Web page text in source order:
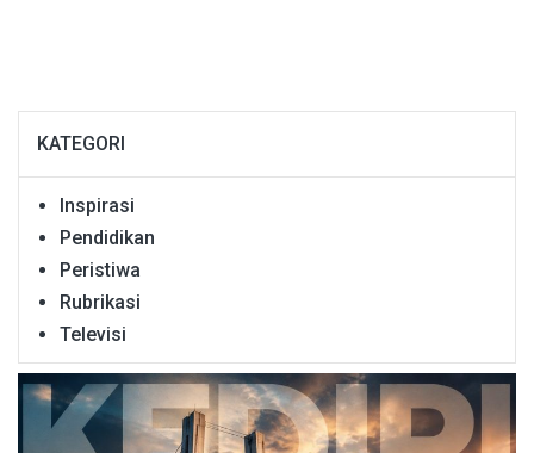
KATEGORI
Inspirasi
Pendidikan
Peristiwa
Rubrikasi
Televisi